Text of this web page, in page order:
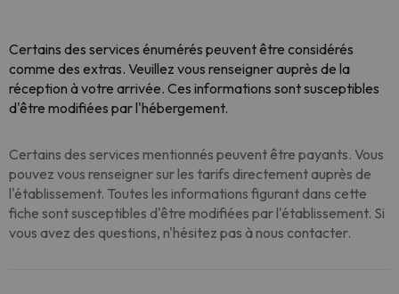
Certains des services énumérés peuvent être considérés
comme des extras. Veuillez vous renseigner auprès de la
réception à votre arrivée. Ces informations sont susceptibles
d'être modifiées par l'hébergement.
Certains des services mentionnés peuvent être payants. Vous
pouvez vous renseigner sur les tarifs directement auprès de
l'établissement. Toutes les informations figurant dans cette
fiche sont susceptibles d'être modifiées par l'établissement. Si
vous avez des questions, n'hésitez pas à nous contacter.